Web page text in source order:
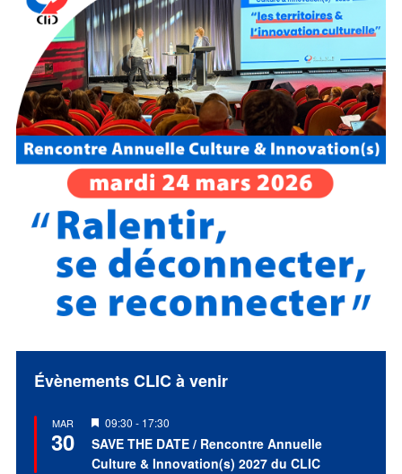
Évènements CLIC à venir
MAR
30
Mis
en
avant
09:30 - 17:30
SAVE THE DATE / Rencontre Annuelle
Culture & Innovation(s) 2027 du CLIC